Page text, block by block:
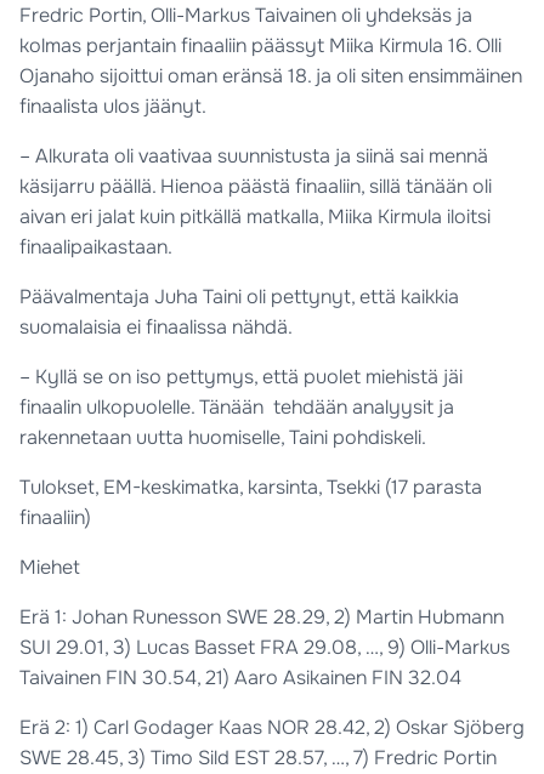
Fredric Portin, Olli-Markus Taivainen oli yhdeksäs ja
kolmas perjantain finaaliin päässyt Miika Kirmula 16. Olli
Ojanaho sijoittui oman eränsä 18. ja oli siten ensimmäinen
finaalista ulos jäänyt.
– Alkurata oli vaativaa suunnistusta ja siinä sai mennä
käsijarru päällä. Hienoa päästä finaaliin, sillä tänään oli
aivan eri jalat kuin pitkällä matkalla, Miika Kirmula iloitsi
finaalipaikastaan.
Päävalmentaja Juha Taini oli pettynyt, että kaikkia
suomalaisia ei finaalissa nähdä.
– Kyllä se on iso pettymys, että puolet miehistä jäi
finaalin ulkopuolelle. Tänään tehdään analyysit ja
rakennetaan uutta huomiselle, Taini pohdiskeli.
Tulokset, EM-keskimatka, karsinta, Tsekki (17 parasta
finaaliin)
Miehet
Erä 1: Johan Runesson SWE 28.29, 2) Martin Hubmann
SUI 29.01, 3) Lucas Basset FRA 29.08, …, 9) Olli-Markus
Taivainen FIN 30.54, 21) Aaro Asikainen FIN 32.04
Erä 2: 1) Carl Godager Kaas NOR 28.42, 2) Oskar Sjöberg
SWE 28.45, 3) Timo Sild EST 28.57, …, 7) Fredric Portin